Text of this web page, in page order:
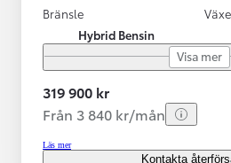
Bränsle
Hybrid Bensin
Visa mer
319 900 kr
Från 3 840 kr/mån
Läs mer
Kontakta